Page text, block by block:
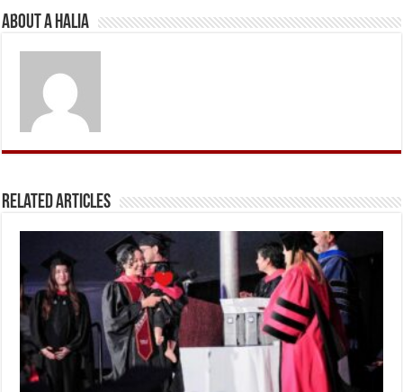
About A Halia
Related Articles